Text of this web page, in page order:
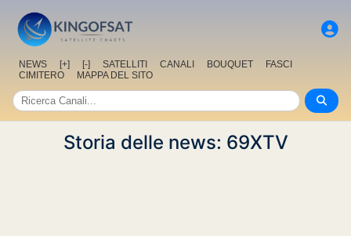
NEWS [+] [-] SATELLITI CANALI BOUQUET
FASCI
CIMITERO
MAPPA DEL SITO
Storia delle news: 69XTV